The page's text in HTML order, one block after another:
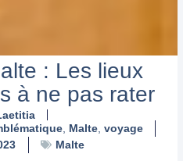
: Les lieux
à ne pas rater
, Malte, voyage
Malte